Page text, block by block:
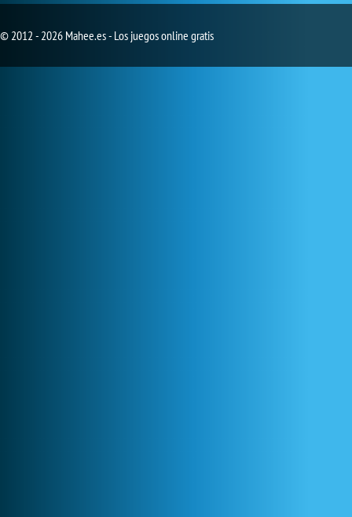
© 2012 - 2026 Mahee.es - Los juegos online gratis